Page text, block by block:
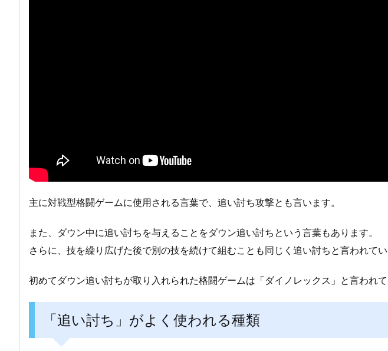
主に対戦型格闘ゲームに使用される言葉で、追い討ち攻撃とも言います。
また、ダウン中に追い討ちを与えることをダウン追い討ちという言葉もあります。
さらに、技を繰り広げた後で別の技を続けて組むことも同じく追い討ちと言われてい
初めてダウン追い討ちが取り入れられた格闘ゲームは「ダイノレックス」と言われて
「追い討ち」がよく使われる種類